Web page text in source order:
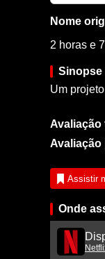
Nome
2 horas e
Sinopse
Um
Avaliação
Avaliação
Assistir
Onde